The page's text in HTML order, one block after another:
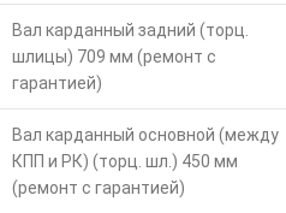
Вал карданный задний (торц.
шлицы) 709 мм (ремонт с
гарантией)
Вал карданный основной (между
КПП и РК) (торц. шл.) 450 мм
(ремонт с гарантией)